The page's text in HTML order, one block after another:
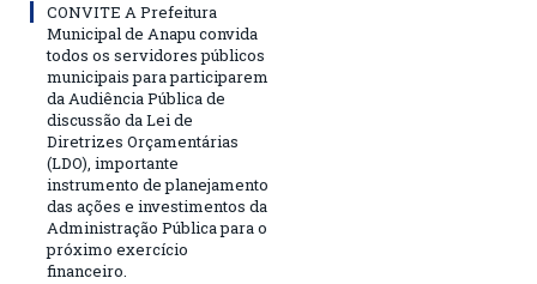
CONVITE A Prefeitura
Municipal de Anapu convida
todos os servidores públicos
municipais para participarem
da Audiência Pública de
discussão da Lei de
Diretrizes Orçamentárias
(LDO), importante
instrumento de planejamento
das ações e investimentos da
Administração Pública para o
próximo exercício
financeiro.